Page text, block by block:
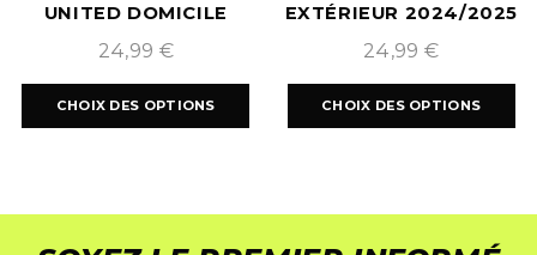
UNITED DOMICILE
2024/2025
24,99 €
CHOIX DES OPTIONS
EXTÉRIEUR 2024/2025
24,99 €
CHOIX DES OPTIONS